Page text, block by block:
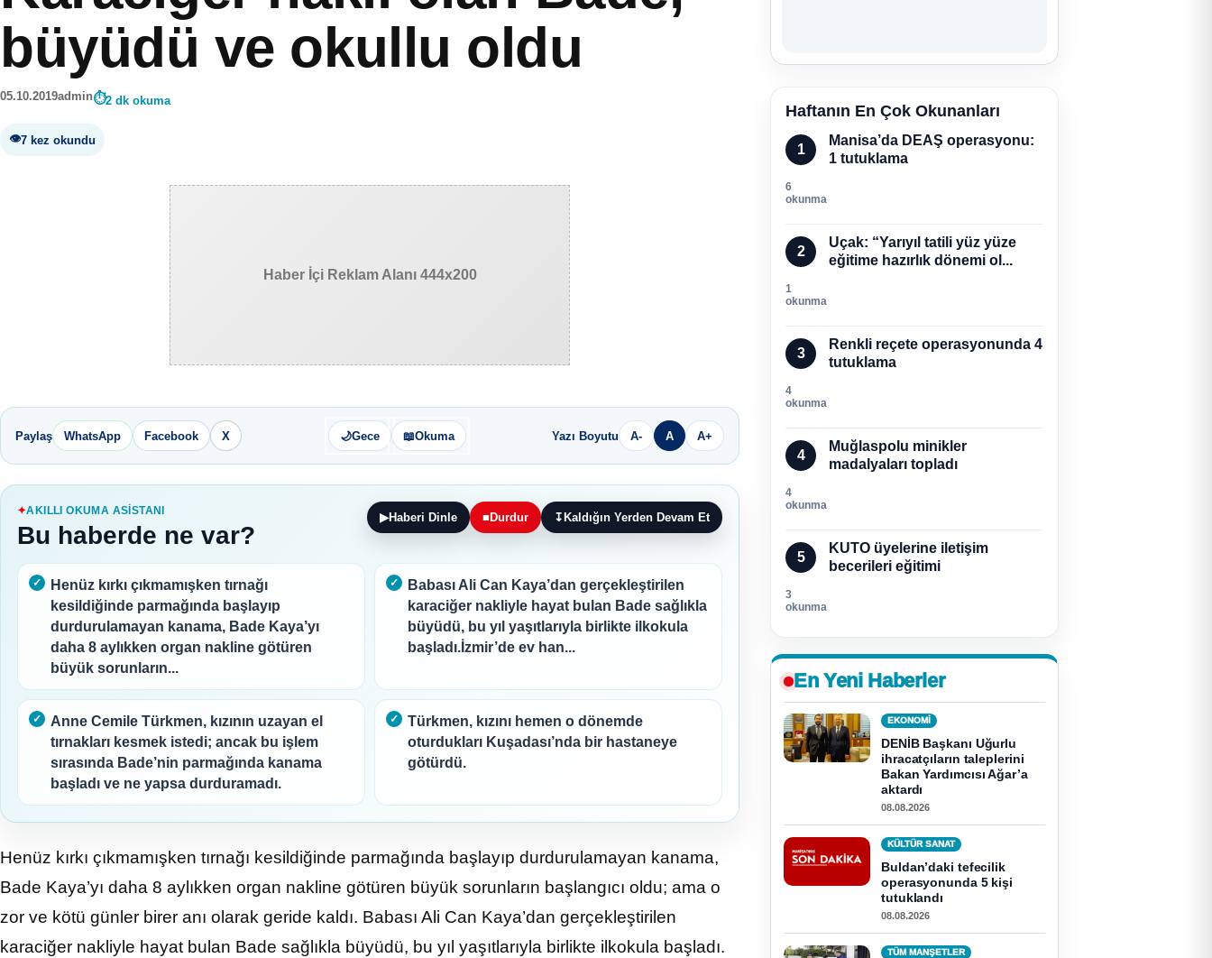
büyüdü ve okullu oldu
05.10.2019admin 2 dk okuma
7 kez okundu
Haber İçi Reklam Alanı 444x200
Paylaş WhatsApp Facebook X 🌙Gece 📖Okuma Yazı Boyutu A- A A+
AKILLI OKUMA ASISTANI
Bu haberde ne var?
▶Haberi Dinle ■ Durdur ↧ Kaldığın Yerden Devam Et
Henüz kırkı çıkmamışken tırnağı
kesildiğinde parmağında başlayıp
durdurulamayan kanama, Bade Kaya’yı
daha 8 aylıkken organ nakline götüren
büyük sorunların...
Babası Ali Can Kaya’dan gerçekleştirilen
karaciğer nakliyle hayat bulan Bade sağlıkla
büyüdü, bu yıl yaşıtlarıyla birlikte ilkokula
başladı.İzmir’de ev han...
Anne Cemile Türkmen, kızının uzayan el
tırnakları kesmek istedi; ancak bu işlem
sırasında Bade’nin parmağında kanama
başladı ve ne yapsa durduramadı.
Türkmen, kızını hemen o dönemde
oturdukları Kuşadası’nda bir hastaneye
götürdü.
Henüz kırkı çıkmamışken tırnağı kesildiğinde parmağında başlayıp durdurulamayan kanama,
Bade Kaya’yı daha 8 aylıkken organ nakline götüren büyük sorunların başlangıcı oldu; ama o
zor ve kötü günler birer anı olarak geride kaldı. Babası Ali Can Kaya’dan gerçekleştirilen
karaciğer nakliyle hayat bulan Bade sağlıkla büyüdü, bu yıl yaşıtlarıyla birlikte ilkokula başladı.
Haftanın En Çok Okunanları
1
Manisa’da DEAŞ operasyonu:
1 tutuklama
6
okunma
2
Uçak: “Yarıyıl tatili yüz yüze
eğitime hazırlık dönemi ol...
1
okunma
3
Renkli reçete operasyonunda 4
tutuklama
4
okunma
4
Muğlaspolu minikler
madalyaları topladı
4
okunma
5
KUTO üyelerine iletişim
becerileri eğitimi
3
okunma
En Yeni Haberler
EKONOMI
DENİB Başkanı Uğurlu
ihracatçıların taleplerini
Bakan Yardımcısı Ağar’a
aktardı
08.08.2026
KÜLTÜR SANAT
Buldan’daki tefecilik
operasyonunda 5 kişi
tutuklandı
08.08.2026
TÜM MANŞETLER